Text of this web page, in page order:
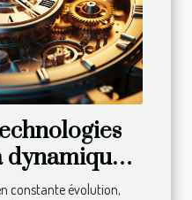
dynamique
constante évolution,